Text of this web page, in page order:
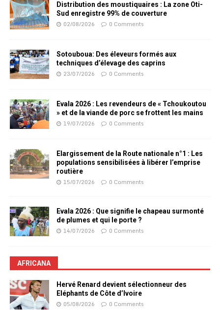
Distribution des moustiquaires : La zone Oti-
Sud enregistre 99% de couverture
02/08/2026 0 Comments
Sotouboua: Des éleveurs formés aux
techniques d’élevage des caprins
23/07/2026 0 Comments
Evala 2026 : Les revendeurs de « Tchoukoutou
» et de la viande de porc se frottent les mains
19/07/2026 0 Comments
Elargissement de la Route nationale n°1 : Les
populations sensibilisées à libérer l’emprise
routière
15/07/2026 0 Comments
Evala 2026 : Que signifie le chapeau surmonté
de plumes et qui le porte ?
14/07/2026 0 Comments
AFRICANA
Hervé Renard devient sélectionneur des
Eléphants de Côte d’Ivoire
05/08/2026 0 Comments